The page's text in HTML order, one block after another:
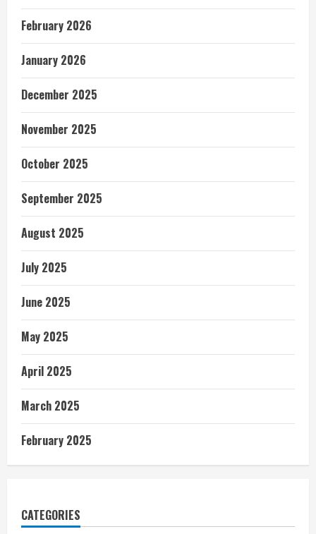
February 2026
January 2026
December 2025
November 2025
October 2025
September 2025
August 2025
July 2025
June 2025
May 2025
April 2025
March 2025
February 2025
CATEGORIES